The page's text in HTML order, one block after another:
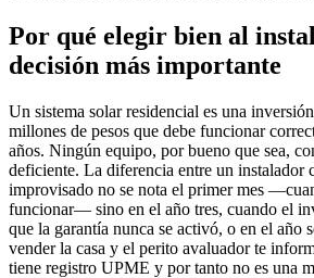
Por qué elegir bien al
decisión más importante
Un sistema solar residencial es una
millones de pesos que debe funcionar
años. Ningún equipo, por bueno que sea,
deficiente. La diferencia entre un instalador
improvisado no se nota el primer mes
funcionar— sino en el año tres, cuando el
que la garantía nunca se activó, o en el año
vender la casa y el perito avaluador te
tiene registro UPME y por tanto no es una